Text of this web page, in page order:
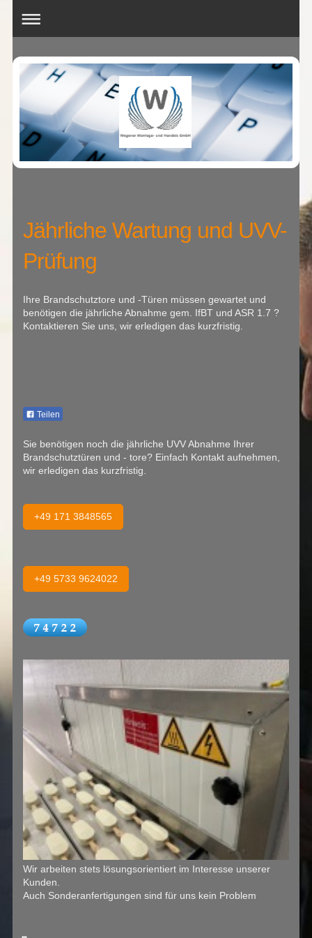
Jährliche Wartung und UVV-
Prüfung
Ihre Brandschutztore und -Türen müssen gewartet und
benötigen die jährliche Abnahme gem. IfBT und ASR 1.7 ?
Kontaktieren Sie uns, wir erledigen das kurzfristig.
Teilen
Sie benötigen noch die jährliche UVV Abnahme Ihrer
Brandschutztüren und - tore? Einfach Kontakt aufnehmen,
wir erledigen das kurzfristig.
+49 171 3848565
+49 5733 9624022
Wir arbeiten stets lösungsorientiert im Interesse unserer
Kunden.
Auch Sonderanfertigungen sind für uns kein Problem